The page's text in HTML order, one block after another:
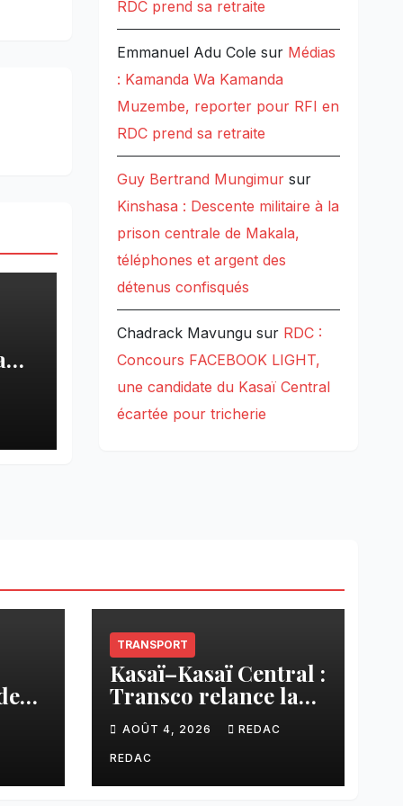
RDC prend sa retraite
Emmanuel Adu Cole sur Médias
: Kamanda Wa Kamanda
Muzembe, reporter pour RFI en
RDC prend sa retraite
Guy Bertrand Mungimursur
Kinshasa : Descente militaire à la
prison centrale de Makala,
téléphones et argent des
détenus confisqués
Chadrack Mavungusur RDC :
Concours FACEBOOK LIGHT,
une candidate du Kasaï Central
écartée pour tricherie
TRANSPORT
Kasaï–Kasaï Central :
Transco relance la
liaison Tshikapa–
Tshiamu pour
faciliter les échanges
AOÛT 4, 2026 REDAC
REDAC